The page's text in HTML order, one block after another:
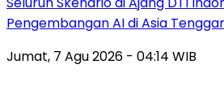
Pengembangan AI di Asia
Jumat, 7 Agu 2026 - 04:14 WIB